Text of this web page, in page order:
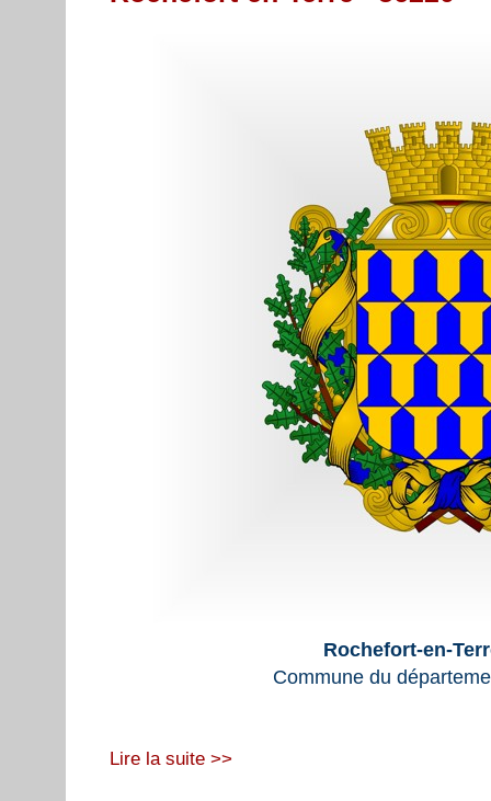
Rochefort-en-
Commune du
Lire la suite >>